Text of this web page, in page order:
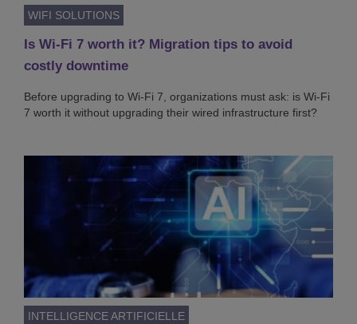
WIFI SOLUTIONS
Is Wi-Fi 7 worth it? Migration tips to avoid
costly downtime
Before upgrading to Wi-Fi 7, organizations must ask: is Wi-Fi
7 worth it without upgrading their wired infrastructure first?
INTELLIGENCE ARTIFICIELLE